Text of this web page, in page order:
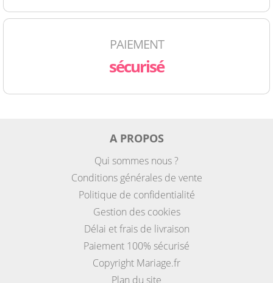
PAIEMENT
sécurisé
A PROPOS
Qui sommes nous ?
Conditions générales de vente
Politique de confidentialité
Gestion des cookies
Délai et frais de livraison
Paiement 100% sécurisé
Copyright Mariage.fr
Plan du site